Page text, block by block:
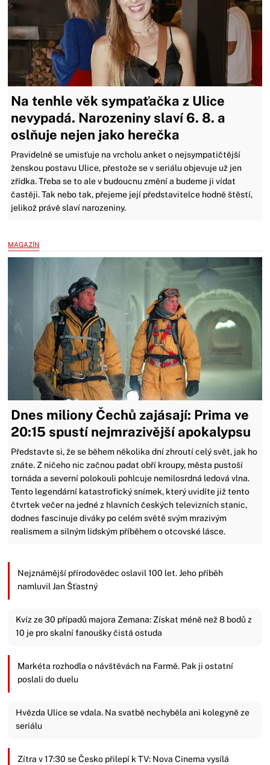
Na tenhle věk sympaťačka z Ulice
nevypadá. Narozeniny slaví 6. 8. a
oslňuje nejen jako herečka
Pravidelně se umisťuje na vrcholu anket o nejsympatičtější
ženskou postavu Ulice, přestože se v seriálu objevuje už jen
zřídka. Třeba se to ale v budoucnu změní a budeme ji vídat
častěji. Tak nebo tak, přejeme její představitelce hodně štěstí,
jelikož právě slaví narozeniny.
MAGAZÍN
Dnes miliony Čechů zajásají: Prima ve
20:15 spustí nejmrazivější apokalypsu
Představte si, že se během několika dní zhroutí celý svět, jak ho
znáte. Z ničeho nic začnou padat obří kroupy, města pustoší
tornáda a severní polokouli pohlcuje nemilosrdná ledová vlna.
Tento legendární katastrofický snímek, který uvidíte již tento
čtvrtek večer na jedné z hlavních českých televizních stanic,
dodnes fascinuje diváky po celém světě svým mrazivým
realismem a silným lidským příběhem o otcovské lásce.
Nejznámější přírodovědec oslavil 100 let. Jeho příběh
namluvil Jan Šťastný
Kvíz ze 30 případů majora Zemana: Získat méně než 8 bodů z
10 je pro skalní fanoušky čistá ostuda
Markéta rozhodla o návštěvách na Farmě. Pak ji ostatní
poslali do duelu
Hvězda Ulice se vdala. Na svatbě nechyběla ani kolegyně ze
seriálu
Zítra v 17:30 se Česko přilepí k TV: Nova Cinema vysílá